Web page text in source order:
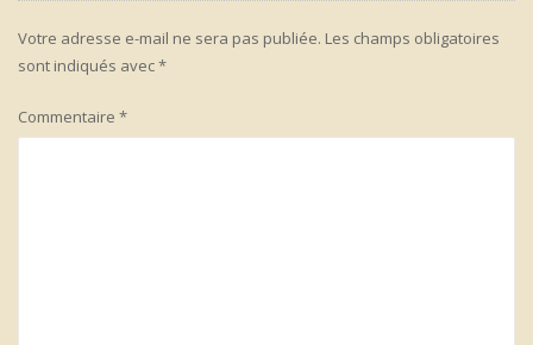
Votre adresse e-mail ne sera pas publiée. Les champs obligatoires
sont indiqués avec*
Commentaire *